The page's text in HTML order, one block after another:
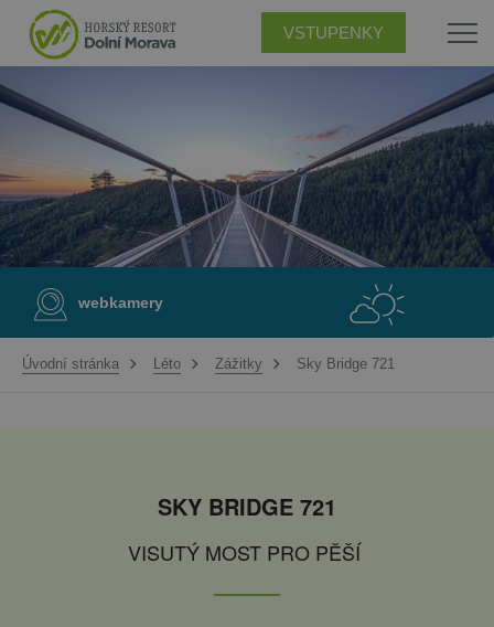
VSTUPENKY
webkamery
Úvodní stránka Léto Zážitky Sky Bridge 721
SKY BRIDGE 721
VISUTÝ MOST PRO PĚŠÍ